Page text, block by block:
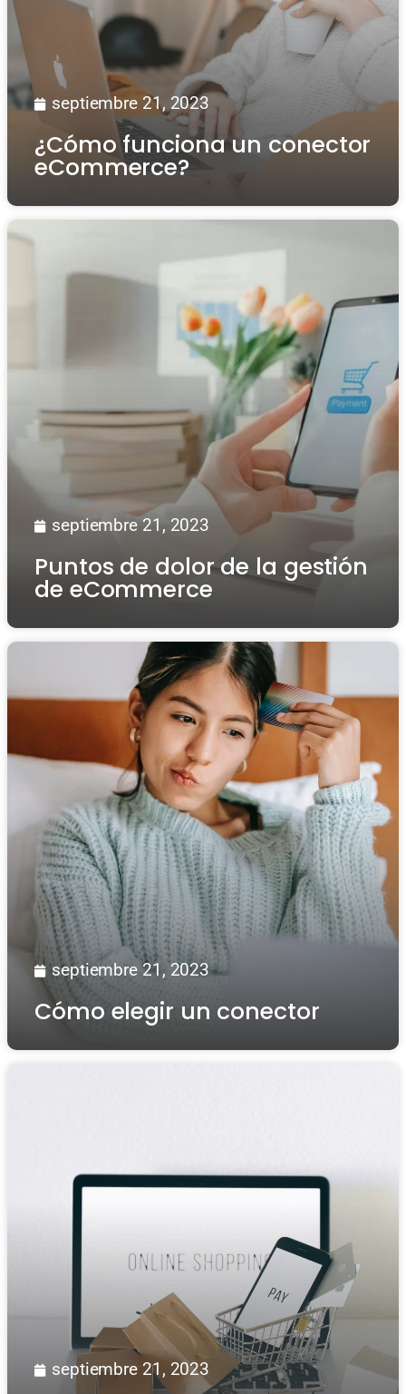
septiembre 21, 2023
¿Cómo funciona un conector
eCommerce?
septiembre 21, 2023
Puntos de dolor de la gestión
de eCommerce
septiembre 21, 2023
Cómo elegir un conector
septiembre 21, 2023